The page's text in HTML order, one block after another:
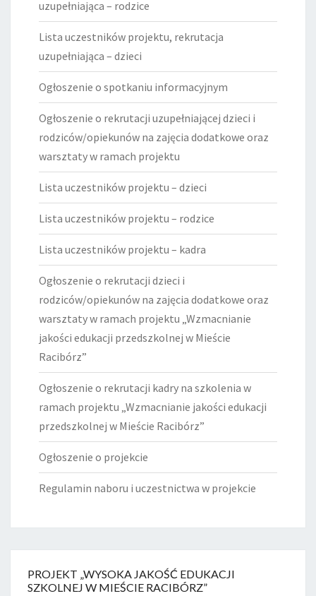
uzupełniająca – rodzice
Lista uczestników projektu, rekrutacja
uzupełniająca – dzieci
Ogłoszenie o spotkaniu informacyjnym
Ogłoszenie o rekrutacji uzupełniającej dzieci i
rodziców/opiekunów na zajęcia dodatkowe oraz
warsztaty w ramach projektu
Lista uczestników projektu – dzieci
Lista uczestników projektu – rodzice
Lista uczestników projektu – kadra
Ogłoszenie o rekrutacji dzieci i
rodziców/opiekunów na zajęcia dodatkowe oraz
warsztaty w ramach projektu „Wzmacnianie
jakości edukacji przedszkolnej w Mieście
Racibórz”
Ogłoszenie o rekrutacji kadry na szkolenia w
ramach projektu „Wzmacnianie jakości edukacji
przedszkolnej w Mieście Racibórz”
Ogłoszenie o projekcie
Regulamin naboru i uczestnictwa w projekcie
PROJEKT „WYSOKA JAKOŚĆ EDUKACJI
SZKOLNEJ W MIEŚCIE RACIBÓRZ”